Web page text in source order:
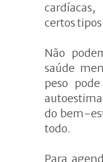
certos
Não
saúde
peso
do bem-
todo.
Para